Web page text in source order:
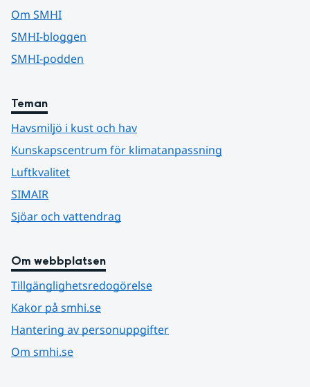
Om SMHI
SMHI-bloggen
SMHI-podden
Teman
Havsmiljö i kust och hav
Kunskapscentrum för klimatanpassning
Luftkvalitet
SIMAIR
Sjöar och vattendrag
Om webbplatsen
Tillgänglighetsredogörelse
Kakor på smhi.se
Hantering av personuppgifter
Om smhi.se